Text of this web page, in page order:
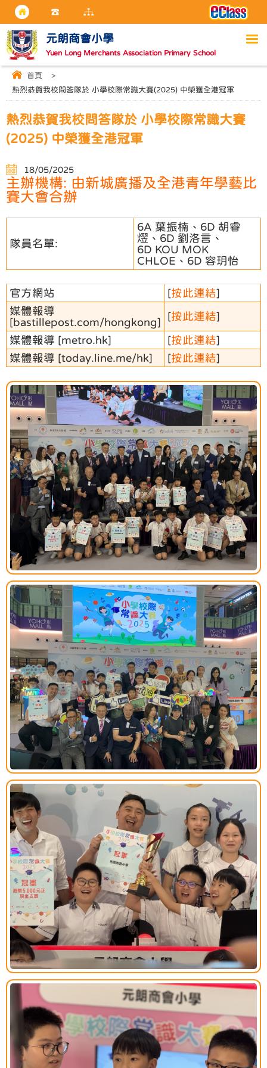
元朗商會小學
Yuen Long Merchants Association Primary School
首頁
>
熱烈恭賀我校問答隊於 小學校際常識大賽(2025) 中榮獲全港冠軍
熱烈恭賀我校問答隊於 小學校際常識大賽
(2025) 中榮獲全港冠軍
18/05/2025
主辦機構: 由新城廣播及全港青年學藝比
賽大會合辦
隊員名單:
6A 葉振楠、6D 胡睿
熤、6D 劉洛言、
6D KOU MOK
CHLOE、6D 容玥怡
官方網站 [按此連結]
媒體報導
[bastillepost.com/hongkong]
[按此連結]
媒體報導 [metro.hk] [按此連結]
媒體報導 [today.line.me/hk]
[按此連結]